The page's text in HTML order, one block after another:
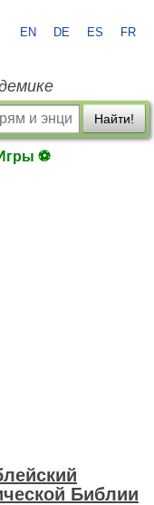
EN DE ES FR
Найти!
⚽
Библии